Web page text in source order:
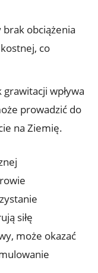
​brak obciążenia‍
co‍
​grawitacji wpływa
‍prowadzić do
na Ziemię.
​siłę
może okazać